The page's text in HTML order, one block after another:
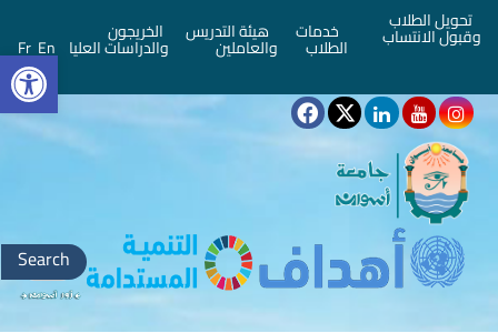
تحويل الطلاب
وقبول الانتساب خدمات
الطلاب
هيئة التدريس
والعاملين
الخريجون
والدراسات العليا En
Fr
Search
for: